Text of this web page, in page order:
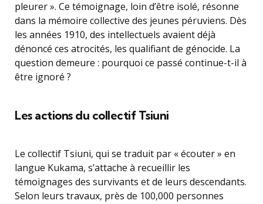
pleurer ». Ce témoignage, loin d’être isolé, résonne
dans la mémoire collective des jeunes péruviens. Dès
les années 1910, des intellectuels avaient déjà
dénoncé ces atrocités, les qualifiant de génocide. La
question demeure : pourquoi ce passé continue-t-il à
être ignoré ?
Les actions du collectif Tsiuni
Le collectif Tsiuni, qui se traduit par « écouter » en
langue Kukama, s’attache à recueillir les
témoignages des survivants et de leurs descendants.
Selon leurs travaux, près de 100,000 personnes